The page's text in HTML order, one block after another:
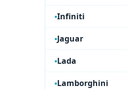
Infiniti
Jaguar
Lada
Lamborghini